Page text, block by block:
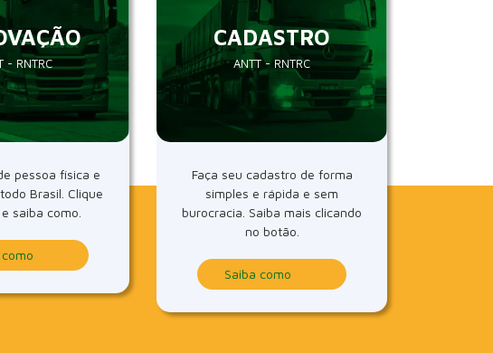
- RNTRC
pessoa física e
Brasil. Clique
saiba como.
CADASTRO
ANTT - RNTRC
Faça seu cadastro de forma
simples e rápida e sem
burocracia. Saiba mais clicando
no botão.
Saiba como